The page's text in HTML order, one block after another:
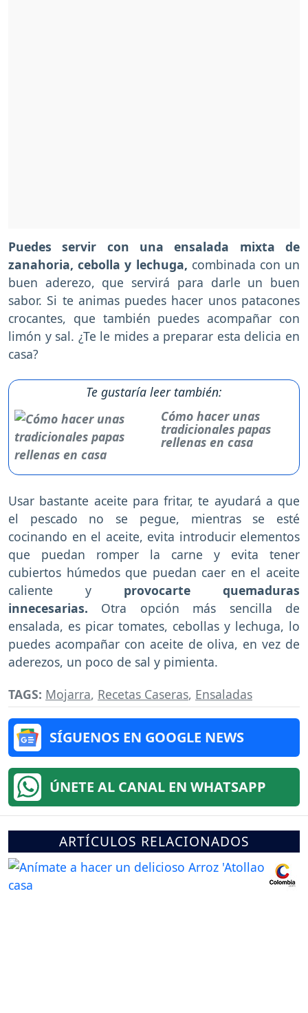
Puedes servir con una ensalada mixta de
zanahoria, cebolla y lechuga, combinada con un
buen aderezo, que servirá para darle un buen
sabor. Si te animas puedes hacer unos patacones
crocantes, que también puedes acompañar con
limón y sal. ¿Te le mides a preparar esta delicia en
casa?
Te gustaría leer también:
Cómo hacer unas
tradicionales papas
rellenas en casa
Usar bastante aceite para fritar, te ayudará a que
el pescado no se pegue, mientras se esté
cocinando en el aceite, evita introducir elementos
que puedan romper la carne y evita tener
cubiertos húmedos que puedan caer en el aceite
caliente y provocarte quemaduras
innecesarias. Otra opción más sencilla de
ensalada, es picar tomates, cebollas y lechuga, lo
puedes acompañar con aceite de oliva, en vez de
aderezos, un poco de sal y pimienta.
TAGS: Mojarra, Recetas Caseras, Ensaladas
SÍGUENOS EN GOOGLE NEWS
ÚNETE AL CANAL EN WHATSAPP
ARTÍCULOS RELACIONADOS